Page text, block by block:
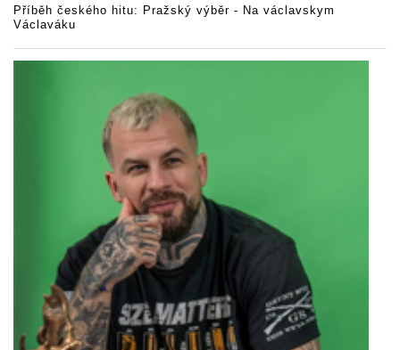
Příběh českého hitu: Pražský výběr - Na václavskym
Václaváku